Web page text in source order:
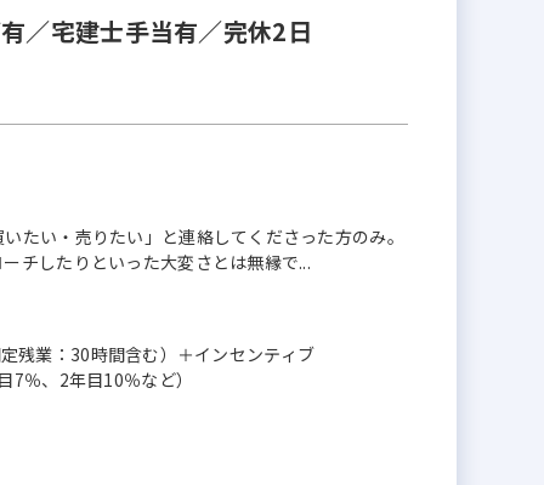
／宅建士手当有／完休2日
たい・売りたい」と連絡してくださった方のみ。
チしたりといった大変さとは無縁で...
残業：30時間含む）＋インセンティブ
％、2年目10％など）